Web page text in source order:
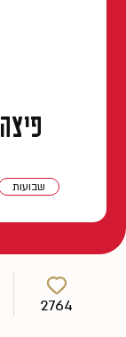
שבועות
2764